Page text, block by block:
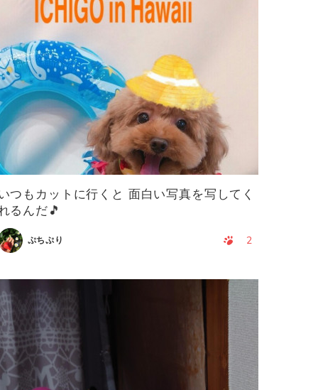
つもカットに行くと 面白い写真を写してく
るんだ🎵
ぷちぷり 2